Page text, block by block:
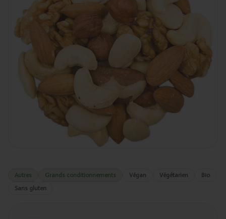
Autres Grands conditionnements Végan Végétarien
Bio
Sans gluten